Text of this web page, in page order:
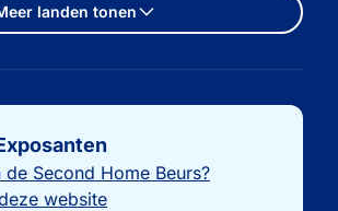
landen tonen
de Second Home Beurs?
website